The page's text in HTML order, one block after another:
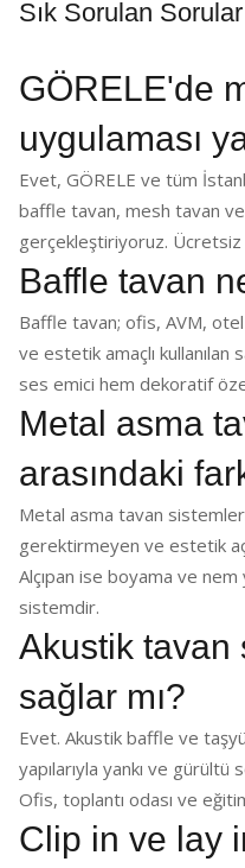
Sık Sorulan Sorular
GÖRELE'de
uygulaması
Evet, GÖRELE ve tüm
baffle tavan, mesh tavan
gerçekleştiriyoruz. Ücretsiz
Baffle tavan
Baffle tavan; ofis, AVM,
ve estetik amaçlı kullanılan
ses emici hem dekoratif
Metal asma
arasındaki
Metal asma tavan
gerektirmeyen ve estetik
Alçıpan ise boyama ve
sistemdir.
Akustik tavan
sağlar mı?
Evet. Akustik baffle ve
yapılarıyla yankı ve gürültü
Ofis, toplantı odası ve
Clip in ve lay